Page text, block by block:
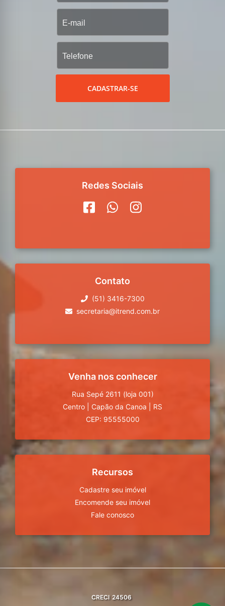
CADASTRAR-SE
Redes Sociais
Contato
(51) 3416-7300
secretaria@itrend.com.br
Venha nos conhecer
Rua Sepé 2611 (loja 001)
Centro
Capão da Canoa
RS
CEP: 95555000
Recursos
Cadastre seu imóvel
Encomende seu imóvel
Fale conosco
CRECI 24506